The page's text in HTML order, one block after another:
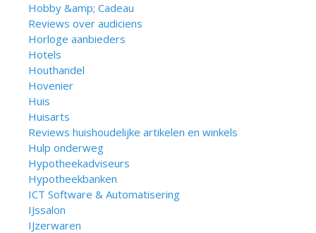
Hobby &amp; Cadeau
Reviews over audiciens
Horloge aanbieders
Hotels
Houthandel
Hovenier
Huis
Huisarts
Reviews huishoudelijke artikelen en winkels
Hulp onderweg
Hypotheekadviseurs
Hypotheekbanken
ICT Software & Automatisering
IJssalon
IJzerwaren